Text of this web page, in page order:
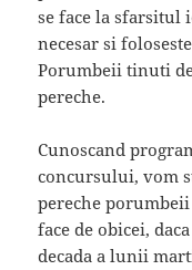
se face la sfarsitul
necesar si
Porumbeii tinuti
pereche.
Cunoscand
concursului, vom
pereche
face de obicei,
decada a lunii